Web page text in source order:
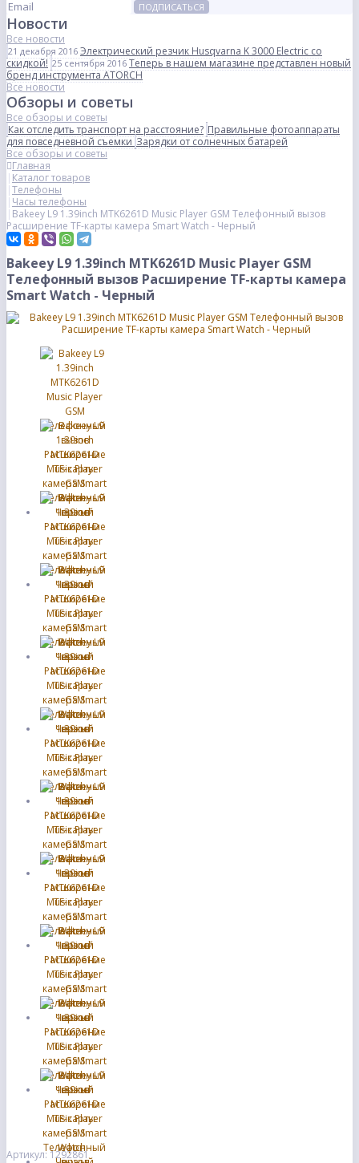
ПОДПИСАТЬСЯ
Новости
Все новости
21 декабря 2016 Электрический резчик Husqvarna K 3000 Electric со
скидкой! 25 сентября 2016 Теперь в нашем магазине представлен новый
бренд инструмента ATORCH
Все новости
Обзоры и советы
Все обзоры и советы
Как отследить транспорт на расстояние? Правильные фотоаппараты
для повседневной съемкиЗарядки от солнечных батарей
Все обзоры и советы
Главная
Каталог товаров
Телефоны
Часы телефоны
Bakeey L9 1.39inch MTK6261D Music Player GSM Телефонный вызов
Расширение TF-карты камера Smart Watch - Черный
Bakeey L9 1.39inch MTK6261D Music Player GSM
Телефонный вызов Расширение TF-карты камера
Smart Watch - Черный
Артикул: 1292861